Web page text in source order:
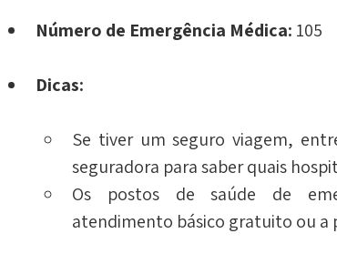
Número de Emergência Médica: 105
Dicas:
Se tiver um seguro viagem,
seguradora para saber quais
Os postos de saúde de
atendimento básico gratuito ou a